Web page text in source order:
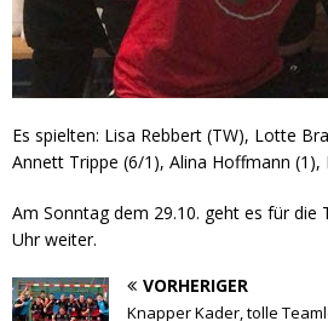
Es spielten: Lisa Rebbert (TW), Lotte
Annett Trippe (6/1), Alina Hoffmann
Am Sonntag dem 29.10. geht es für die
Uhr weiter.
VORHERIGER
Knapper Kader, tolle